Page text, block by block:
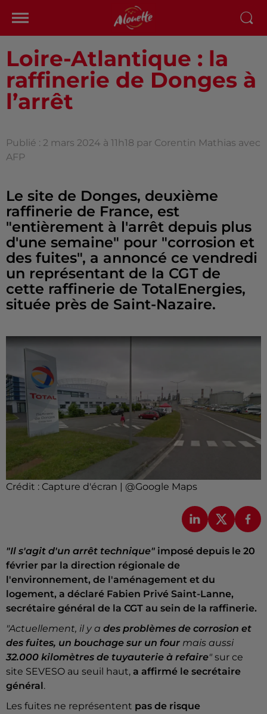
Loire-Atlantique : la
raffinerie de Donges à
l’arrêt
Publié : 2 mars 2024 à 11h18 par Corentin Mathias avec
AFP
Le site de Donges, deuxième
raffinerie de France, est
"entièrement à l'arrêt depuis plus
d'une semaine" pour "corrosion et
des fuites", a annoncé ce vendredi
un représentant de la CGT de
cette raffinerie de TotalEnergies,
située près de Saint-Nazaire.
Crédit : Capture d'écran | @Google Maps
"Il s'agit d'un arrêt technique" imposé depuis le 20
février par la direction régionale de
l'environnement, de l'aménagement et du
logement, a déclaré Fabien Privé Saint-Lanne,
secrétaire général de la CGT au sein de la raffinerie.
"Actuellement, il y a des problèmes de corrosion et
des fuites, un bouchage sur un four mais aussi
32.000 kilomètres de tuyauterie à refaire" sur ce
site SEVESO au seuil haut, a affirmé le secrétaire
général .
Les fuites ne représentent pas de risque